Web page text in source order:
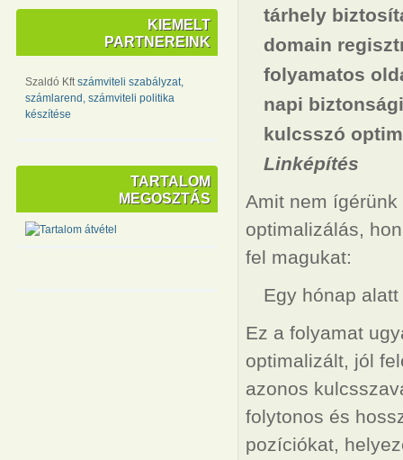
KIEMELT
PARTNEREINK
Szaldó Kftszámviteli szabályzat,
számlarend, számviteli politika
készítése
TARTALOM
MEGOSZTÁS
tárhely
domain
folyamatos
napi
kulcsszó
Linképítés
Amit nem
optimalizálás,
fel magukat:
Egy hónap
Ez a folyamat
optimalizált, jól
azonos
folytonos és
pozíciókat,